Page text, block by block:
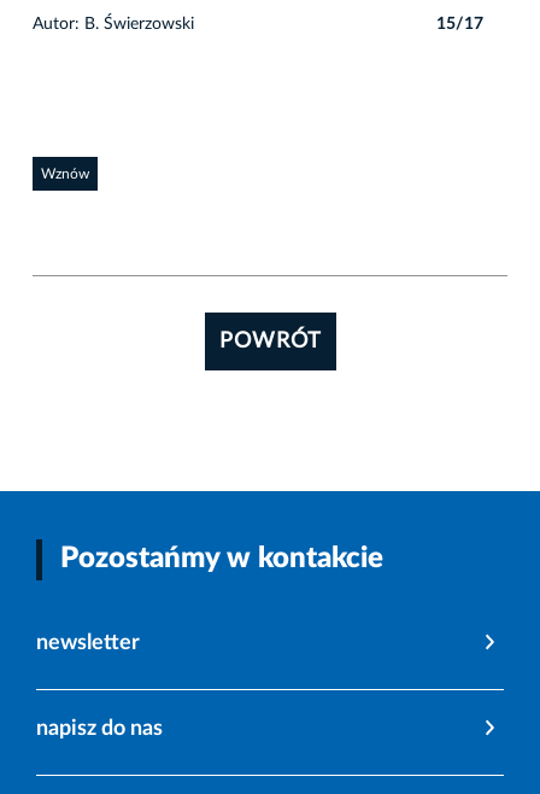
Autor: B. Świerzowski 15/17
Wznów
POWRÓT
Pozostańmy w kontakcie
newsletter
napisz do nas